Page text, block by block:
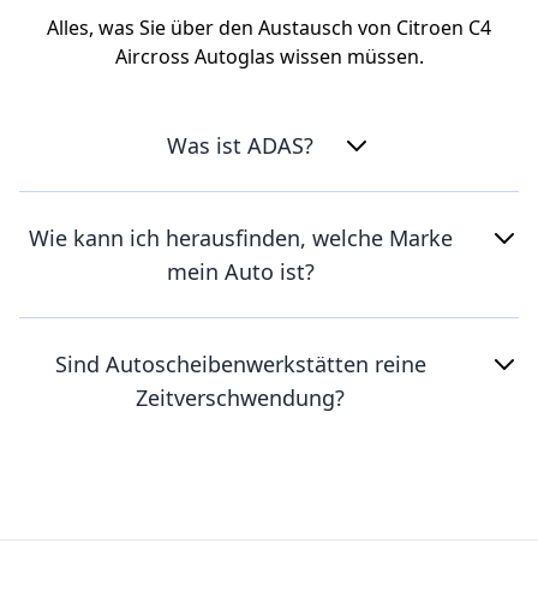
Alles, was Sie über den Austausch von Citroen C4
Aircross Autoglas wissen müssen.
Was ist ADAS?
Wie kann ich herausfinden, welche Marke
mein Auto ist?
Sind Autoscheibenwerkstätten reine
Zeitverschwendung?